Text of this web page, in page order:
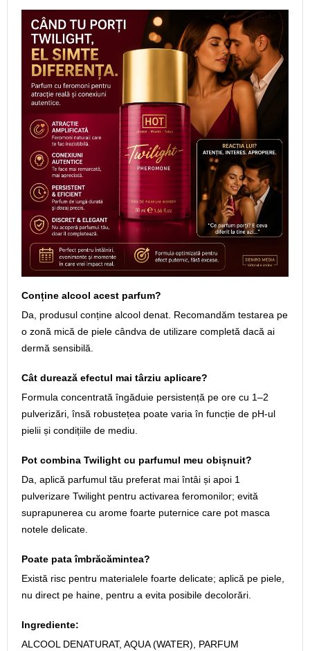
Conține alcool acest parfum?
Da, produsul conține alcool denat. Recomandăm testarea pe
o zonă mică de piele cândva de utilizare completă dacă ai
dermă sensibilă.
Cât durează efectul mai târziu aplicare?
Formula concentrată îngăduie persistență pe ore cu 1–2
pulverizări, însă robustețea poate varia în funcție de pH-ul
pielii și condițiile de mediu.
Pot combina Twilight cu parfumul meu obișnuit?
Da, aplică parfumul tău preferat mai întâi și apoi 1
pulverizare Twilight pentru activarea feromonilor; evită
suprapunerea cu arome foarte puternice care pot masca
notele delicate.
Poate pata îmbrăcămintea?
Există risc pentru materialele foarte delicate; aplică pe piele,
nu direct pe haine, pentru a evita posibile decolorări.
Ingrediente:
ALCOOL DENATURAT, AQUA (WATER), PARFUM